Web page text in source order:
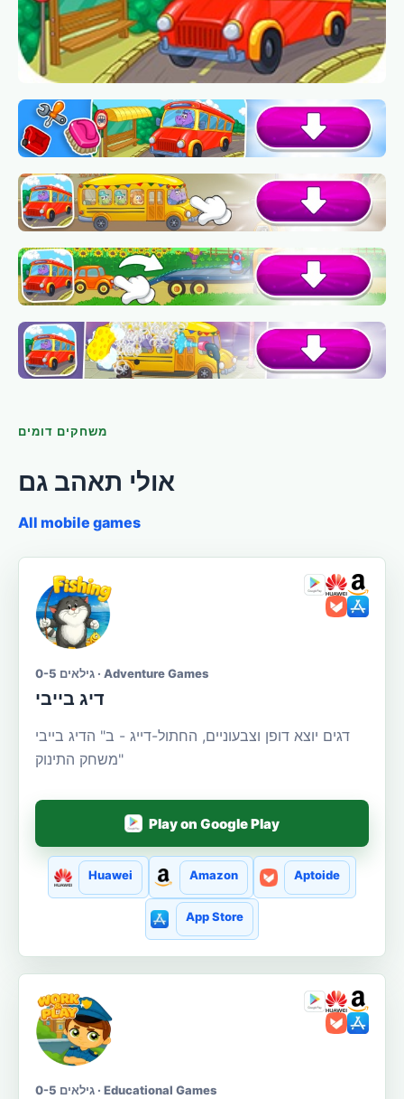
משחקים דומים
אולי תאהב גם
All mobile games
גילאים 0-5 · Adventure Games
דיג בייבי
דגים יוצא דופן וצבעוניים, החתול-דייג - ב" הדיג בייבי
"משחק התינוק
Play on Google Play
Huawei Amazon Aptoide
App Store
גילאים 0-5 · Educational Games